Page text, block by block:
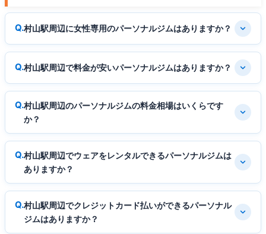
村山駅周辺に女性専用のパーソナルジムはありますか？
村山駅周辺で料金が安いパーソナルジムはありますか？
村山駅周辺のパーソナルジムの料金相場はいくらです
か？
村山駅周辺でウェアをレンタルできるパーソナルジムは
ありますか？
村山駅周辺でクレジットカード払いができるパーソナル
ジムはありますか？